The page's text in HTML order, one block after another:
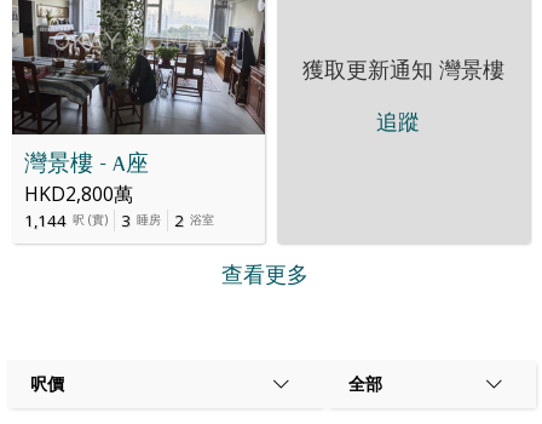
灣景樓 - A座
HKD2,800萬
1,144 呎 (實) 3 睡房 2 浴室
獲取更新通知 灣景樓
追蹤
查看更多
呎價 全部